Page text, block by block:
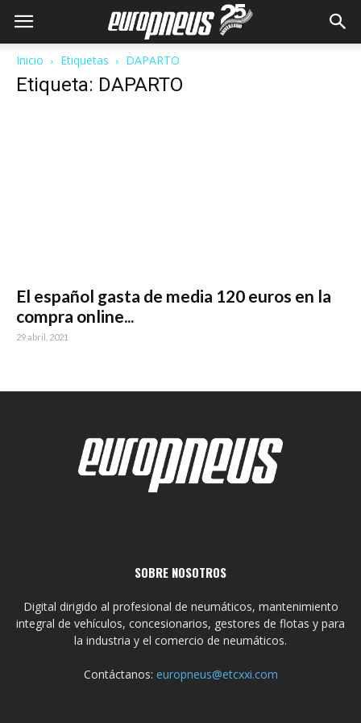
Inicio Etiquetas DAPARTO
Etiqueta: DAPARTO
El español gasta de media 120 euros en la
compra online...
29 abril, 2021
SOBRE NOSOTROS
Digital dirigido al profesional de neumáticos, mantenimiento
integral de vehículos, concesionarios, gestores de flotas y para
la industria y el comercio de neumáticos.
Contáctanos: europneus@etcxxi.com